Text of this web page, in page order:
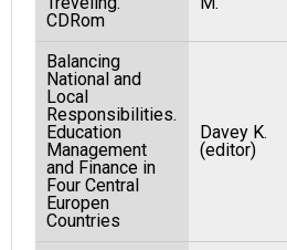
CDRom
Balancing
National and
Local
Responsibilities.
Education
Management
and Finance in
Four Central
Europen
Countries
Davey K.
(editor)